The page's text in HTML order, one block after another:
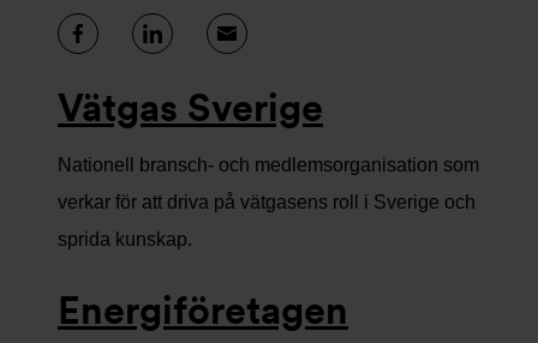
Vätgas Sverige
Nationell bransch- och medlemsorganisation som
verkar för att driva på vätgasens roll i Sverige och
sprida kunskap.
Energiföretagen